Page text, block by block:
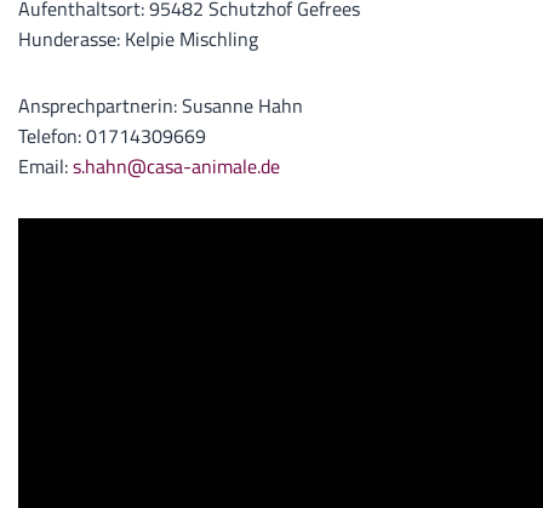
Aufenthaltsort: 95482 Schutzhof Gefrees
Hunderasse: Kelpie Mischling
Ansprechpartnerin: Susanne Hahn
Telefon: 01714309669
Email:s.hahn@casa-animale.de